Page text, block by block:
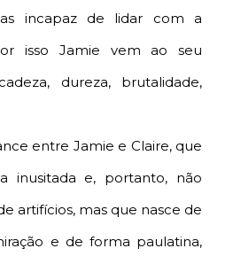
incapaz de lidar com a
isso Jamie vem ao seu
dureza, brutalidade,
entre Jamie e Claire, que
inusitada e, portanto, não
artifícios, mas que nasce de
e de forma paulatina,